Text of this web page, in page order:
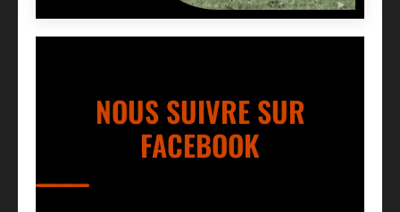
NOUS SUIVRE SUR
FACEBOOK